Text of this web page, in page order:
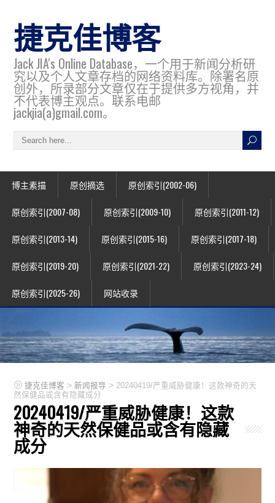
捷克佳博客
Jack JIA's Online Database，一个用于新闻分析研
究以及个人文章存档的网络资料库。除署名原
创外，所录部分文章仅在于提供多方视角，并
不代表博主观点。联系电邮
jackjia(a)gmail.com。
博主素描 原创摘选 原创索引(2002-06)
原创索引(2007-08) 原创索引(2009-10) 原创索引(2011-12)
原创索引(2013-14) 原创索引(2015-16) 原创索引(2017-18)
原创索引(2019-20) 原创索引(2021-22) 原创索引(2023-24)
原创索引(2025-26) 网站收录
捷克佳博客 >新闻报导 > 20240419/严重威胁健康！这款神奇的天
然保健品或含有隐藏成分
20240419/严重威胁健康！这款
神奇的天然保健品或含有隐藏
成分